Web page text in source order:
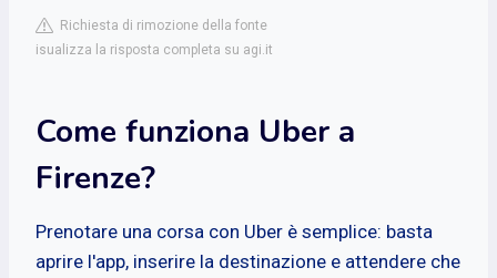
Richiesta di rimozione della fonte
isualizza la risposta completa su agi.it
Come funziona Uber a
Firenze?
Prenotare una corsa con Uber è semplice: basta
aprire l'app, inserire la destinazione e attendere che